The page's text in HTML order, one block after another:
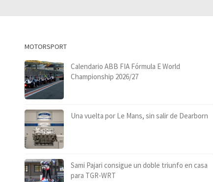
MOTORSPORT
Calendario ABB FIA Fórmula E World
Championship 2026/27
Una vuelta por Le Mans, sin salir de Dearborn
Sami Pajari consigue un doble triunfo en casa
para TGR-WRT